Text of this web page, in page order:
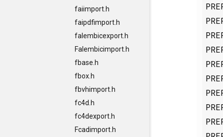
faiimport.h
faipdfimport.h
falembicexport.h
Falembicimport.h
fbase.h
fbox.h
fbvhimport.h
fc4d.h
fc4dexport.h
Fcadimport.h